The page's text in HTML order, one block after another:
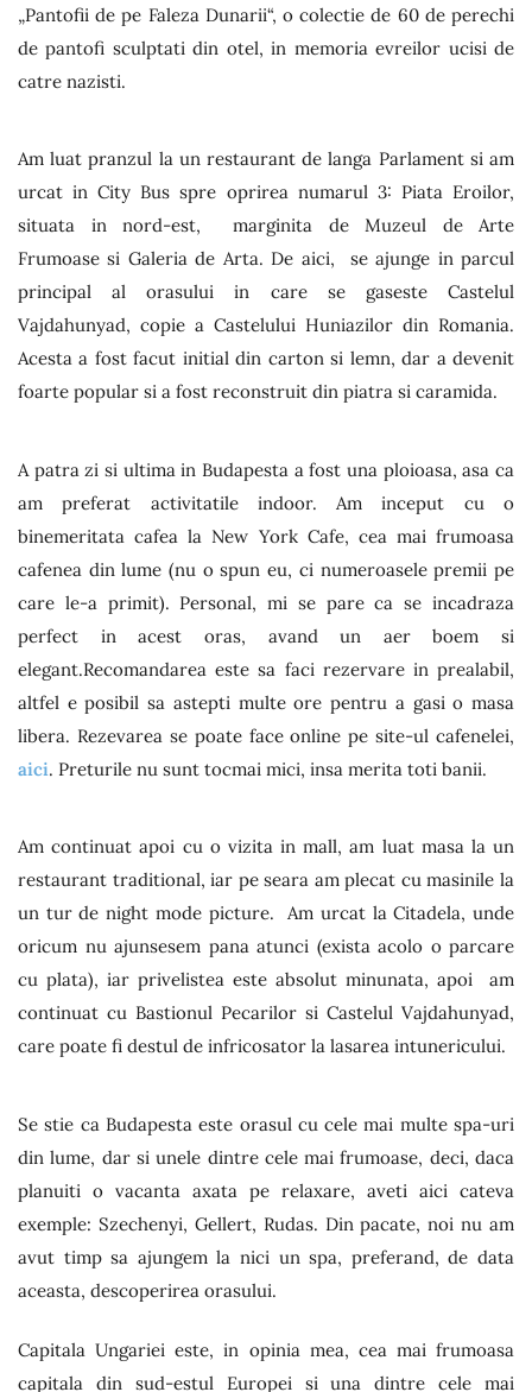
„Pantofii de pe Faleza Dunarii“, o colectie de 60 de perechi
de pantofi sculptati din otel, in memoria evreilor ucisi de
catre nazisti.
Am luat pranzul la un restaurant de langa Parlament si am
urcat in City Bus spre oprirea numarul 3: Piata Eroilor,
situata in nord-est, marginita de Muzeul de Arte
Frumoase si Galeria de Arta. De aici, se ajunge in parcul
principal al orasului in care se gaseste Castelul
Vajdahunyad, copie a Castelului Huniazilor din Romania.
Acesta a fost facut initial din carton si lemn, dar a devenit
foarte popular si a fost reconstruit din piatra si caramida.
A patra zi si ultima in Budapesta a fost una ploioasa, asa ca
am preferat activitatile indoor. Am inceput cu o
binemeritata cafea la New York Cafe, cea mai frumoasa
cafenea din lume (nu o spun eu, ci numeroasele premii pe
care le-a primit). Personal, mi se pare ca se incadraza
perfect in acest oras, avand un aer boem si
elegant.Recomandarea este sa faci rezervare in prealabil,
altfel e posibil sa astepti multe ore pentru a gasi o masa
libera. Rezevarea se poate face online pe site-ul cafenelei,
aici. Preturile nu sunt tocmai mici, insa merita toti banii.
Am continuat apoi cu o vizita in mall, am luat masa la un
restaurant traditional, iar pe seara am plecat cu masinile la
un tur de night mode picture. Am urcat la Citadela, unde
oricum nu ajunsesem pana atunci (exista acolo o parcare
cu plata), iar privelistea este absolut minunata, apoi am
continuat cu Bastionul Pecarilor si Castelul Vajdahunyad,
care poate fi destul de infricosator la lasarea intunericului.
Se stie ca Budapesta este orasul cu cele mai multe spa-uri
din lume, dar si unele dintre cele mai frumoase, deci, daca
planuiti o vacanta axata pe relaxare, aveti aici cateva
exemple: Szechenyi, Gellert, Rudas. Din pacate, noi nu am
avut timp sa ajungem la nici un spa, preferand, de data
aceasta, descoperirea orasului.
Capitala Ungariei este, in opinia mea, cea mai frumoasa
capitala din sud-estul Europei si una dintre cele mai